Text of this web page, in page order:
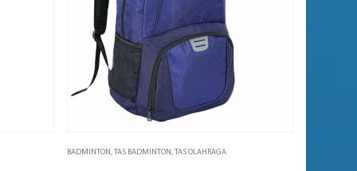
BADMINTON, TAS BADMINTON, TAS OLAHRAGA